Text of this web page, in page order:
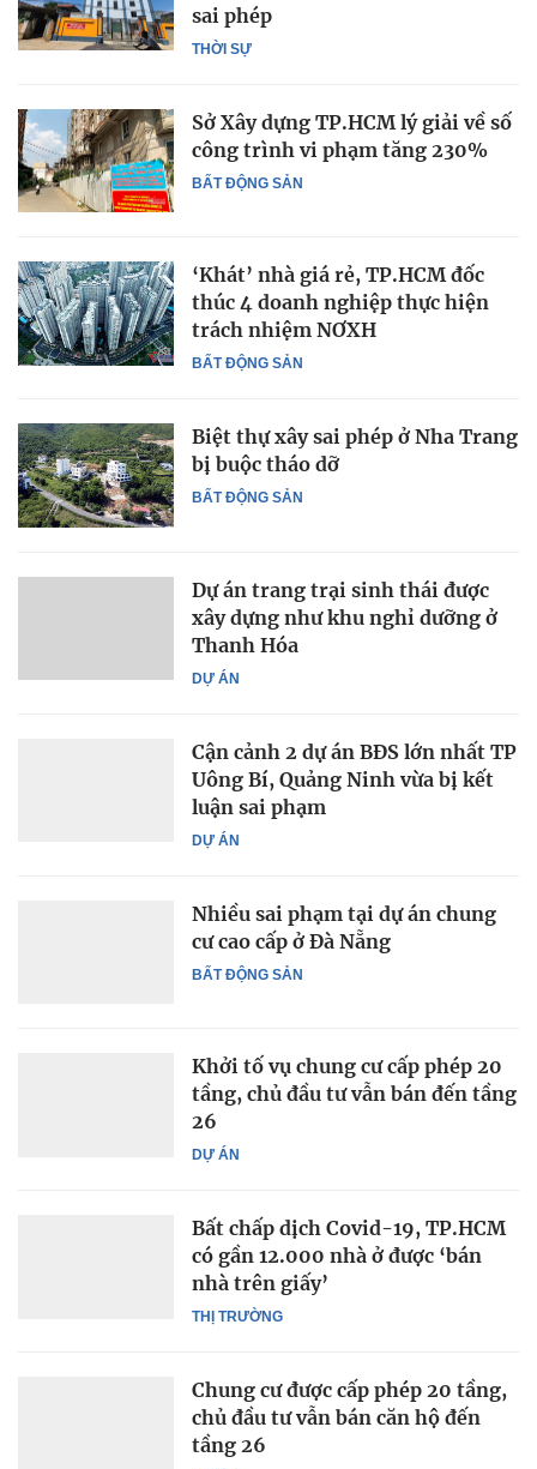
THỜI SỰ
sai phép
BẤT ĐỘNG SẢN
Sở Xây dựng TP.HCM lý giải về số
công trình vi phạm tăng 230%
BẤT ĐỘNG SẢN
‘Khát’ nhà giá rẻ, TP.HCM đốc
thúc 4 doanh nghiệp thực hiện
trách nhiệm NƠXH
BẤT ĐỘNG SẢN
Biệt thự xây sai phép ở Nha Trang
bị buộc tháo dỡ
DỰ ÁN
Dự án trang trại sinh thái được
xây dựng như khu nghỉ dưỡng ở
Thanh Hóa
DỰ ÁN
Cận cảnh 2 dự án BĐS lớn nhất TP
Uông Bí, Quảng Ninh vừa bị kết
luận sai phạm
BẤT ĐỘNG SẢN
Nhiều sai phạm tại dự án chung
cư cao cấp ở Đà Nẵng
DỰ ÁN
Khởi tố vụ chung cư cấp phép 20
tầng, chủ đầu tư vẫn bán đến tầng
26
THỊ TRƯỜNG
Bất chấp dịch Covid-19, TP.HCM
có gần 12.000 nhà ở được ‘bán
nhà trên giấy’
Chung cư được cấp phép 20 tầng,
chủ đầu tư vẫn bán căn hộ đến
tầng 26